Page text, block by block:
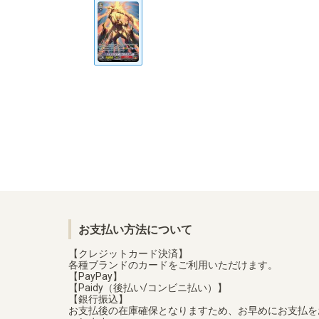
お支払い方法について
【クレジットカード決済】
各種ブランドのカードをご利用いただけます。
【PayPay】
【Paidy（後払い/コンビニ払い）】
【銀行振込】
お支払後の在庫確保となりますため、お早めにお支払